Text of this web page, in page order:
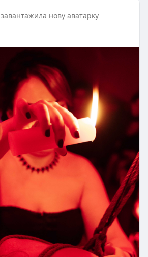
завантажила нову аватарку